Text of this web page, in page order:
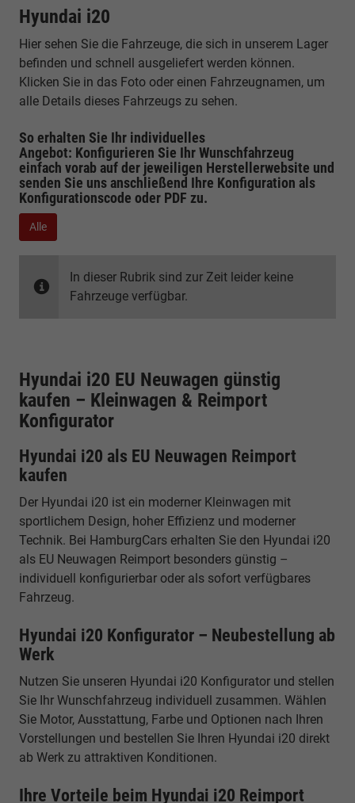
Hyundai i20
Hier sehen Sie die Fahrzeuge, die sich in unserem Lager
befinden und schnell ausgeliefert werden können.
Klicken Sie in das Foto oder einen Fahrzeugnamen, um
alle Details dieses Fahrzeugs zu sehen.
So erhalten Sie Ihr individuelles
Angebot: Konfigurieren Sie Ihr Wunschfahrzeug
einfach vorab auf der jeweiligen Herstellerwebsite und
senden Sie uns anschließend Ihre Konfiguration als
Konfigurationscode oder PDF zu.
Alle
In dieser Rubrik sind zur Zeit leider keine
Fahrzeuge verfügbar.
Hyundai i20 EU Neuwagen günstig
kaufen – Kleinwagen & Reimport
Konfigurator
Hyundai i20 als EU Neuwagen Reimport
kaufen
Der Hyundai i20 ist ein moderner Kleinwagen mit
sportlichem Design, hoher Effizienz und moderner
Technik. Bei HamburgCars erhalten Sie den Hyundai i20
als EU Neuwagen Reimport besonders günstig –
individuell konfigurierbar oder als sofort verfügbares
Fahrzeug.
Hyundai i20 Konfigurator – Neubestellung ab
Werk
Nutzen Sie unseren Hyundai i20 Konfigurator und stellen
Sie Ihr Wunschfahrzeug individuell zusammen. Wählen
Sie Motor, Ausstattung, Farbe und Optionen nach Ihren
Vorstellungen und bestellen Sie Ihren Hyundai i20 direkt
ab Werk zu attraktiven Konditionen.
Ihre Vorteile beim Hyundai i20 Reimport